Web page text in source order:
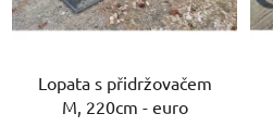
Lopata s přidržovačem
M, 220cm - euro